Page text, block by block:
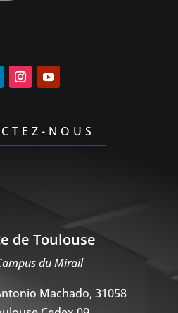
NOUS
de Toulouse
du Mirail
Machado, 31058